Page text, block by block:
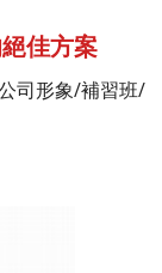
佳方案
司形象/補習班/